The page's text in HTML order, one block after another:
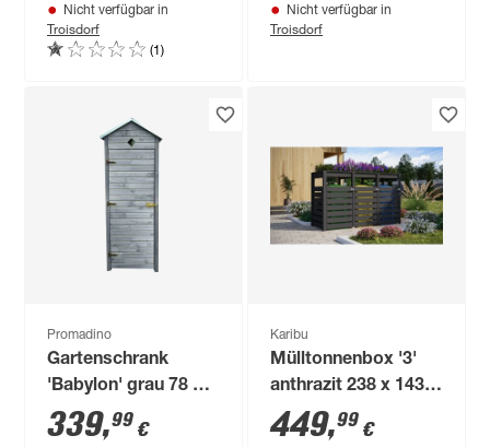
Nicht verfügbar in
Troisdorf
(1)
Nicht verfügbar in
Troisdorf
Promadino
Gartenschrank
'Babylon' grau 78 x
194,5 x 49,5 cm
339,99 €
Karibu
Mülltonnenbox '3'
anthrazit 238 x 143 x
87,6 cm
449,99 €